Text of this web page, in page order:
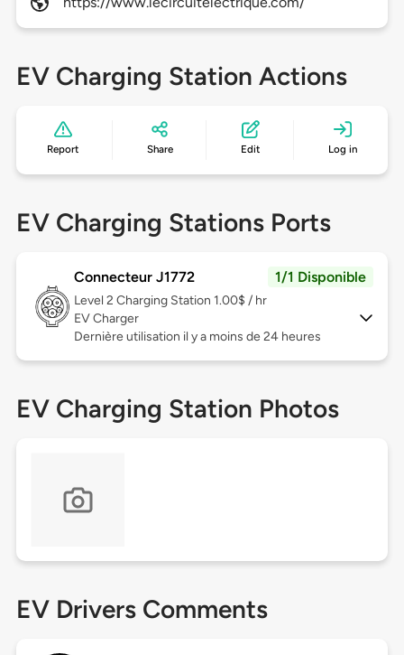
EV Charging Station Actions
Report Share Edit Log in
EV Charging Stations Ports
Connecteur J1772 1/1 Disponible
Level 2 Charging Station 1.00$ / hr
EV Charger
Dernière utilisation il y a moins de 24 heures
EV Charging Station Photos
EV Drivers Comments